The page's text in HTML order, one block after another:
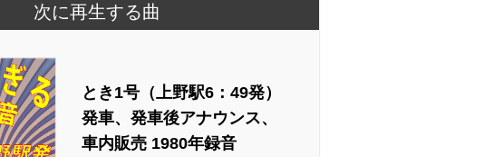
次に再生する曲
とき1号（上野駅6：49発）
発車、発車後アナウンス、
車内販売 1980年録音